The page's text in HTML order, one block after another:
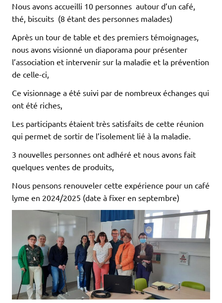
Nous avons accueilli 10 personnes autour d’un café,
thé, biscuits (8 étant des personnes malades)
Après un tour de table et des premiers témoignages,
nous avons visionné un diaporama pour présenter
l’association et intervenir sur la maladie et la prévention
de celle-ci,
Ce visionnage a été suivi par de nombreux échanges qui
ont été riches,
Les participants étaient très satisfaits de cette réunion
qui permet de sortir de l’isolement lié à la maladie.
3 nouvelles personnes ont adhéré et nous avons fait
quelques ventes de produits,
Nous pensons renouveler cette expérience pour un café
lyme en 2024/2025 (date à fixer en septembre)